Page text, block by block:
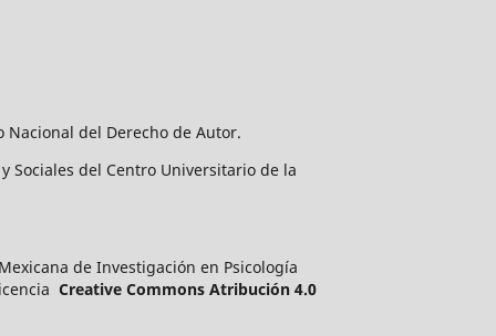
Nacional del Derecho de Autor.
Sociales del Centro Universitario de la
de Investigación en Psicología
Creative Commons Atribución 4.0